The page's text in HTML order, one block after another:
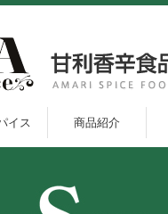
イス 商品紹介